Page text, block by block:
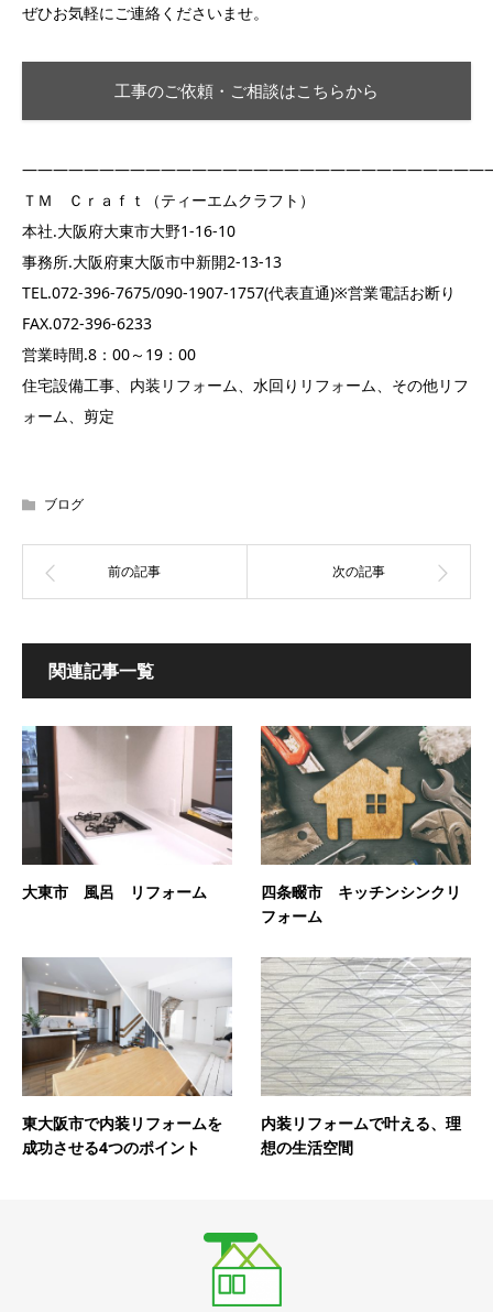
ぜひお気軽にご連絡くださいませ。
工事のご依頼・ご相談はこちらから
ＴＭ Ｃｒａｆｔ（ティーエムクラフト）
本社.大阪府大東市大野1-16-10
事務所.大阪府東大阪市中新開2-13-13
TEL.072-396-7675/090-1907-1757(代表直通)※営業電話お断り
FAX.072-396-6233
営業時間.8：00～19：00
住宅設備工事、内装リフォーム、水回りリフォーム、その他リフ
ォーム、剪定
ブログ
関連記事一覧
大東市 風呂 リフォーム
四条畷市 キッチンシンクリ
フォーム
東大阪市で内装リフォームを
成功させる4つのポイント
内装リフォームで叶える、理
想の生活空間